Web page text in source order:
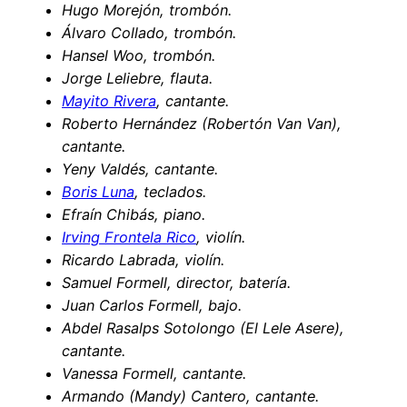
Hugo Morejón, trombón.
Álvaro Collado, trombón.
Hansel Woo, trombón.
Jorge Leliebre, flauta.
Mayito Rivera, cantante.
Roberto Hernández (Robertón Van Van),
cantante.
Yeny Valdés, cantante.
Boris Luna, teclados.
Efraín Chibás, piano.
Irving Frontela Rico, violín.
Ricardo Labrada, violín.
Samuel Formell, director, batería.
Juan Carlos Formell, bajo.
Abdel Rasalps Sotolongo (El Lele Asere),
cantante.
Vanessa Formell, cantante.
Armando (Mandy) Cantero, cantante.